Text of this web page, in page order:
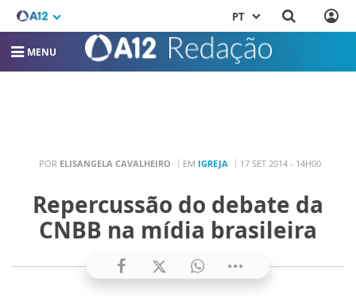
PT
MENU
POR ELISANGELA CAVALHEIRO EM IGREJA 17 SET 2014 - 14H00
Repercussão do debate da
CNBB na mídia brasileira